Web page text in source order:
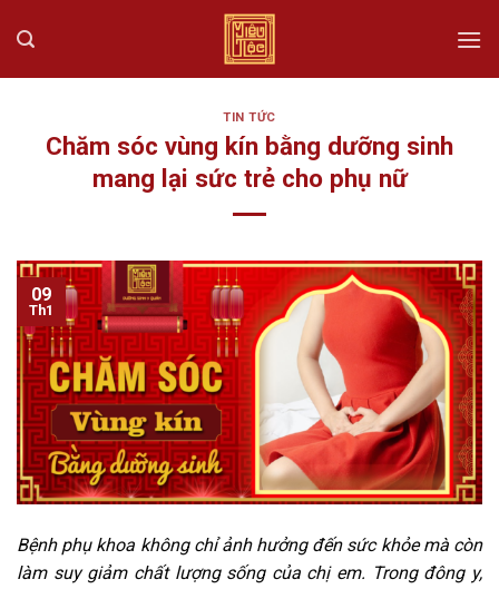
TIN TỨC
Chăm sóc vùng kín bằng dưỡng sinh
mang lại sức trẻ cho phụ nữ
09
Th1
Bệnh phụ khoa không chỉ ảnh hưởng đến sức khỏe mà còn
làm suy giảm chất lượng sống của chị em. Trong đông y,